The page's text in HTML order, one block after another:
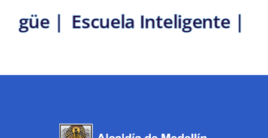
Escuela Inteligente |
|